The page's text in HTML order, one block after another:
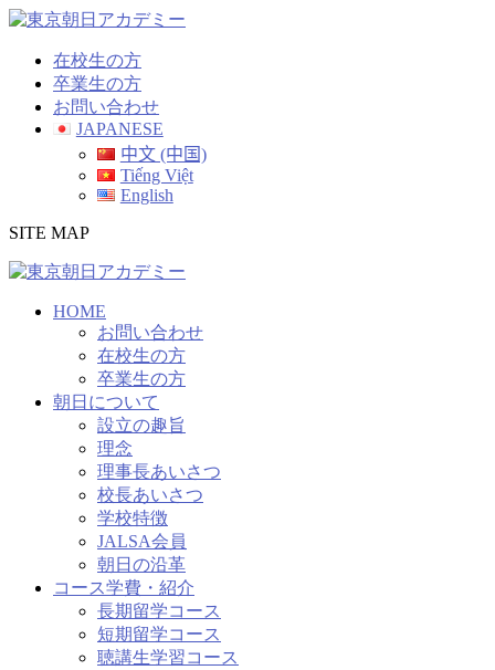
コ
プ
在校生の方
卒業生の方
お問い合わせ
JAPANESE
中文 (中国)
Tiếng Việt
English
SITE MAP
HOME
お問い合わせ
在校生の方
卒業生の方
朝日について
設立の趣旨
理念
理事長あいさつ
校長あいさつ
学校特徴
JALSA会員
朝日の沿革
コース学費・紹介
長期留学コース
短期留学コース
聴講生学習コース